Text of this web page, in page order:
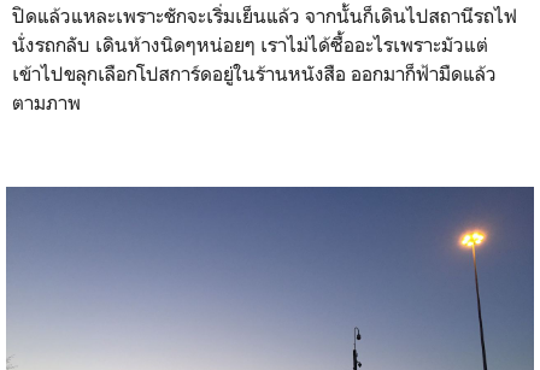
ปิดแล้วแหละเพราะชักจะเริ่มเย็นแล้ว จากนั้นก็เดินไปสถานีรถไฟ
นั่งรถกลับ เดินห้างนิดๆหน่อยๆ เราไม่ได้ซื้ออะไรเพราะมัวแต่
เข้าไปขลุกเลือกโปสการ์ดอยู่ในร้านหนังสือ ออกมาก็ฟ้ามืดแล้ว
ตามภาพ